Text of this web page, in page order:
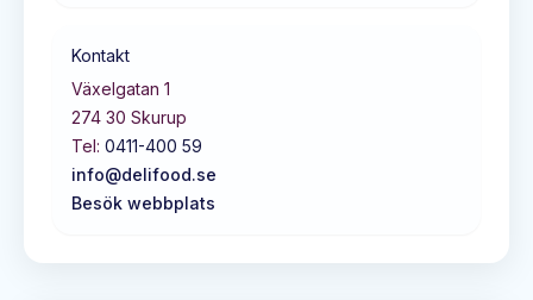
Kontakt
Växelgatan 1
274 30 Skurup
Tel: 0411-400 59
info@delifood.se
Besök webbplats